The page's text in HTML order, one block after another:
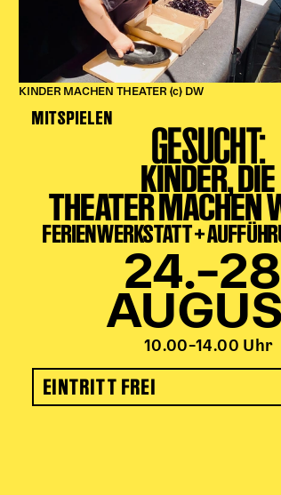
KINDER MACHEN THEATER (c) DW
MITSPIELEN
GESUCHT:
KINDER, DIE
THEATER MACHEN
FERIENWERKSTATT +
10.00–14.00 Uhr
EINTRITT FREI